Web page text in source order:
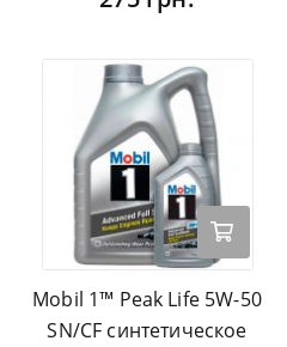
Mobil 1™ Peak Life 5W-50
SN/CF синтетическое